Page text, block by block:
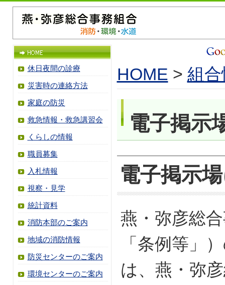
休日夜間の診療
災害時の連絡方法
家庭の防災
救急情報・救急講習会
くらしの情報
職員募集
入札情報
視察・見学
統計資料
消防本部のご案内
地域の消防情報
防災センターのご案内
環境センターのご案内
HOME > 組
電子掲示
電子掲示
燕・弥彦総
「条例等」
は、燕・弥